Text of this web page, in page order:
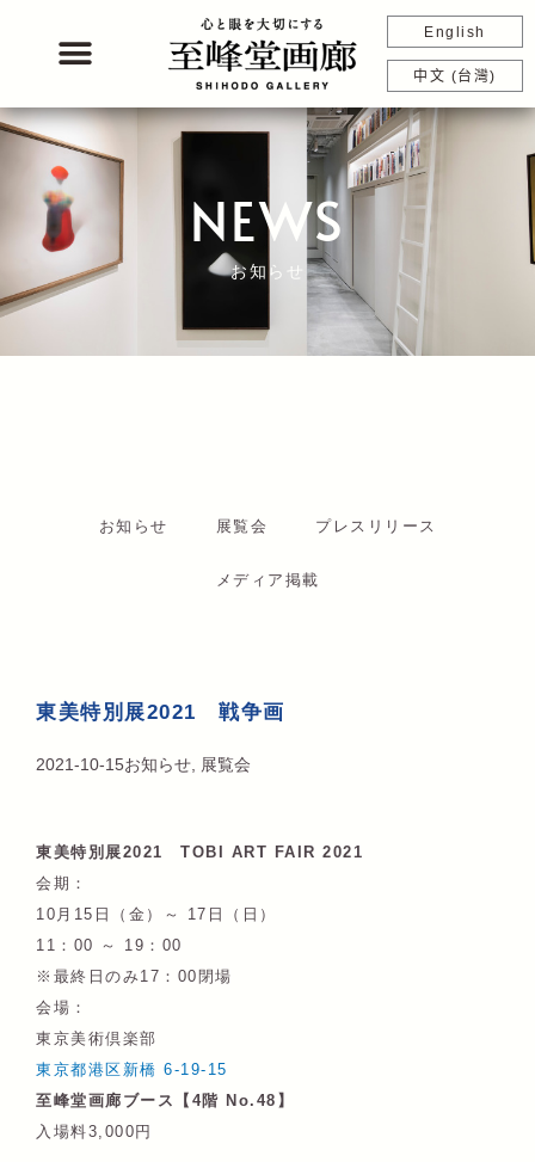
キ
English
中文 (台灣)
NEWS
お知らせ
お知らせ 展覧会 プレスリリース
メディア掲載
東美特別展2021 戦争画
2021-10-15お知らせ 展覧会
東美特別展2021 TOBI ART FAIR 2021
会期：
10月15日（金）～ 17日（日）
11：00 ～ 19：00
※最終日のみ17：00閉場
会場：
東京美術倶楽部
東京都港区新橋 6-19-15
至峰堂画廊ブース【4階 No.48】
入場料3,000円